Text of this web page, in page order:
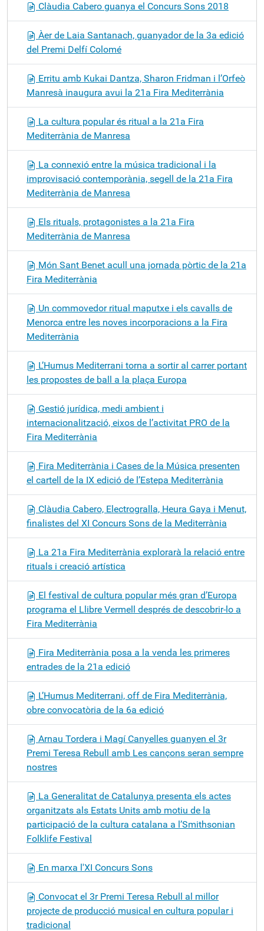
Clàudia Cabero guanya el Concurs Sons 2018
Àer de Laia Santanach, guanyador de la 3a edició
del Premi Delfí Colomé
Erritu amb Kukai Dantza, Sharon Fridman i l’Orfeò
Manresà inaugura avui la 21a Fira Mediterrània
La cultura popular és ritual a la 21a Fira
Mediterrània de Manresa
La connexió entre la música tradicional i la
improvisació contemporània, segell de la 21a Fira
Mediterrània de Manresa
Els rituals, protagonistes a la 21a Fira
Mediterrània de Manresa
Món Sant Benet acull una jornada pòrtic de la 21a
Fira Mediterrània
Un commovedor ritual maputxe i els cavalls de
Menorca entre les noves incorporacions a la Fira
Mediterrània
L’Humus Mediterrani torna a sortir al carrer portant
les propostes de ball a la plaça Europa
Gestió jurídica, medi ambient i
internacionalització, eixos de l’activitat PRO de la
Fira Mediterrània
Fira Mediterrània i Cases de la Música presenten
el cartell de la IX edició de l’Estepa Mediterrània
Clàudia Cabero, Electrogralla, Heura Gaya i Menut,
finalistes del XI Concurs Sons de la Mediterrània
La 21a Fira Mediterrània explorarà la relació entre
rituals i creació artística
El festival de cultura popular més gran d’Europa
programa el Llibre Vermell després de descobrir-lo a
Fira Mediterrània
Fira Mediterrània posa a la venda les primeres
entrades de la 21a edició
L’Humus Mediterrani, off de Fira Mediterrània,
obre convocatòria de la 6a edició
Arnau Tordera i Magí Canyelles guanyen el 3r
Premi Teresa Rebull amb Les cançons seran sempre
nostres
La Generalitat de Catalunya presenta els actes
organitzats als Estats Units amb motiu de la
participació de la cultura catalana a l’Smithsonian
Folklife Festival
En marxa l'XI Concurs Sons
Convocat el 3r Premi Teresa Rebull al millor
projecte de producció musical en cultura popular i
tradicional